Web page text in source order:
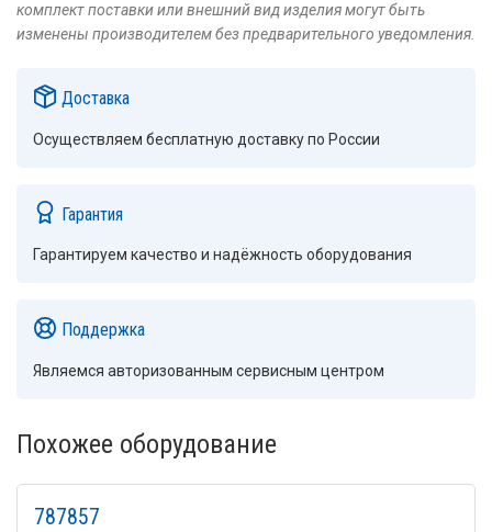
комплект поставки или внешний вид изделия могут быть
изменены производителем без предварительного уведомления.
Доставка
Осуществляем бесплатную доставку по России
Гарантия
Гарантируем качество и надёжность оборудования
Поддержка
Являемся авторизованным сервисным центром
Похожее оборудование
787857